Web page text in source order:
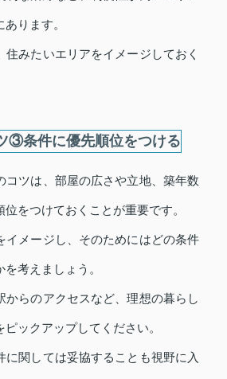
ります。
住みたいエリアをイメージしておく
③条件に優先順位をつける
コツは、部屋の広さや立地、築年数
をつけておくことが重要です。
イメージし、そのためにはどの条件
考えましょう。
からのアクセスなど、理想の暮らし
ックアップしてください。
に関しては妥協することも視野に入